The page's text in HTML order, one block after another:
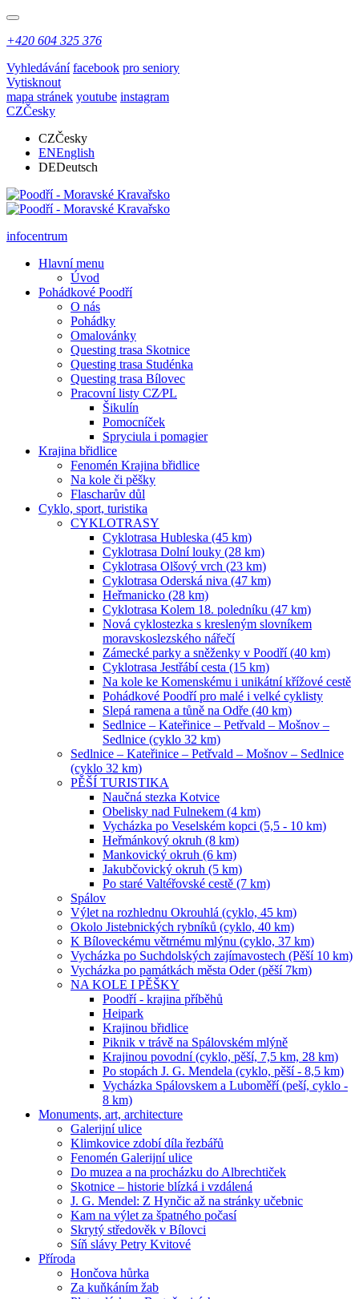
+420 604 325 376
Vyhledávání facebook pro seniory
Vytisknout
mapa stránek youtube instagram
CZČesky
CZČesky
ENEnglish
DEDeutsch
infocentrum
Hlavní menu
Úvod
Pohádkové Poodří
O nás
Pohádky
Omalovánky
Questing trasa Skotnice
Questing trasa Studénka
Questing trasa Bílovec
Pracovní listy CZ⁄PL
Šikulín
Pomocníček
Spryciula i pomagier
Krajina břidlice
Fenomén Krajina břidlice
Na kole či pěšky
Flascharův důl
Cyklo, sport, turistika
CYKLOTRASY
Cyklotrasa Hubleska (45 km)
Cyklotrasa Dolní louky (28 km)
Cyklotrasa Olšový vrch (23 km)
Cyklotrasa Oderská niva (47 km)
Heřmanicko (28 km)
Cyklotrasa Kolem 18. poledníku (47 km)
Nová cyklostezka s kresleným slovníkem
moravskoslezského nářečí
Zámecké parky a sněženky v Poodří (40 km)
Cyklotrasa Jestřábí cesta (15 km)
Na kole ke Komenskému i unikátní křížové cestě
Pohádkové Poodří pro malé i velké cyklisty
Slepá ramena a tůně na Odře (40 km)
Sedlnice – Kateřinice – Petřvald – Mošnov –
Sedlnice (cyklo 32 km)
Sedlnice – Kateřinice – Petřvald – Mošnov – Sedlnice
(cyklo 32 km)
PĚŠÍ TURISTIKA
Naučná stezka Kotvice
Obelisky nad Fulnekem (4 km)
Vycházka po Veselském kopci (5,5 - 10 km)
Heřmánkový okruh (8 km)
Mankovický okruh (6 km)
Jakubčovický okruh (5 km)
Po staré Valtéřovské cestě (7 km)
Spálov
Výlet na rozhlednu Okrouhlá (cyklo, 45 km)
Okolo Jistebnických rybníků (cyklo, 40 km)
K Bíloveckému větrnému mlýnu (cyklo, 37 km)
Vycházka po Suchdolských zajímavostech (Pěší 10 km)
Vycházka po památkách města Oder (pěší 7km)
NA KOLE I PĚŠKY
Poodří - krajina příběhů
Heipark
Krajinou břidlice
Piknik v trávě na Spálovském mlýně
Krajinou povodní (cyklo, pěší, 7,5 km, 28 km)
Po stopách J. G. Mendela (cyklo, pěší - 8,5 km)
Vycházka Spálovskem a Luboměří (peší, cyklo -
8 km)
Monuments, art, architecture
Galerijní ulice
Klimkovice zdobí díla řezbářů
Fenomén Galerijní ulice
Do muzea a na procházku do Albrechtiček
Skotnice – historie blízká i vzdálená
J. G. Mendel: Z Hynčic až na stránky učebnic
Kam na výlet za špatného počasí
Skrytý středověk v Bílovci
Síň slávy Petry Kvitové
Příroda
Hončova hůrka
Za kuňkáním žab